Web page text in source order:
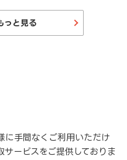
っと見る
に手間なくご利用いただけ
ービスをご提供しておりま